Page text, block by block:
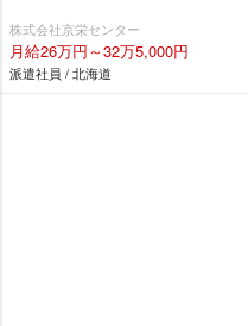
株式会社京栄センター
月給26万円～32万5,000円
派遣社員 / 北海道